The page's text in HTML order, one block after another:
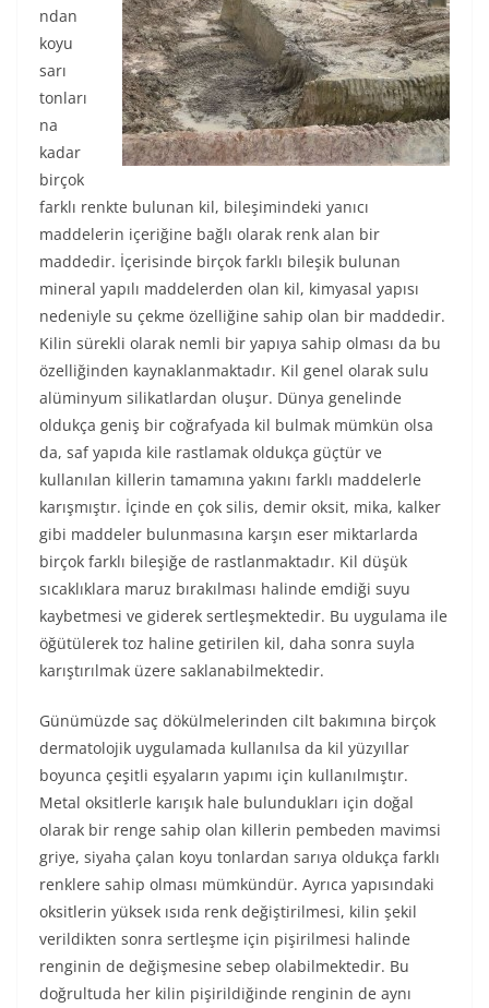
ndan
koyu
sarı
tonları
na
kadar
birçok
farklı renkte bulunan kil, bileşimindeki yanıcı
maddelerin içeriğine bağlı olarak renk alan bir
maddedir. İçerisinde birçok farklı bileşik bulunan
mineral yapılı maddelerden olan kil, kimyasal yapısı
nedeniyle su çekme özelliğine sahip olan bir maddedir.
Kilin sürekli olarak nemli bir yapıya sahip olması da bu
özelliğinden kaynaklanmaktadır. Kil genel olarak sulu
alüminyum silikatlardan oluşur. Dünya genelinde
oldukça geniş bir coğrafyada kil bulmak mümkün olsa
da, saf yapıda kile rastlamak oldukça güçtür ve
kullanılan killerin tamamına yakını farklı maddelerle
karışmıştır. İçinde en çok silis, demir oksit, mika, kalker
gibi maddeler bulunmasına karşın eser miktarlarda
birçok farklı bileşiğe de rastlanmaktadır. Kil düşük
sıcaklıklara maruz bırakılması halinde emdiği suyu
kaybetmesi ve giderek sertleşmektedir. Bu uygulama ile
öğütülerek toz haline getirilen kil, daha sonra suyla
karıştırılmak üzere saklanabilmektedir.
Günümüzde saç dökülmelerinden cilt bakımına birçok
dermatolojik uygulamada kullanılsa da kil yüzyıllar
boyunca çeşitli eşyaların yapımı için kullanılmıştır.
Metal oksitlerle karışık hale bulundukları için doğal
olarak bir renge sahip olan killerin pembeden mavimsi
griye, siyaha çalan koyu tonlardan sarıya oldukça farklı
renklere sahip olması mümkündür. Ayrıca yapısındaki
oksitlerin yüksek ısıda renk değiştirilmesi, kilin şekil
verildikten sonra sertleşme için pişirilmesi halinde
renginin de değişmesine sebep olabilmektedir. Bu
doğrultuda her kilin pişirildiğinde renginin de aynı